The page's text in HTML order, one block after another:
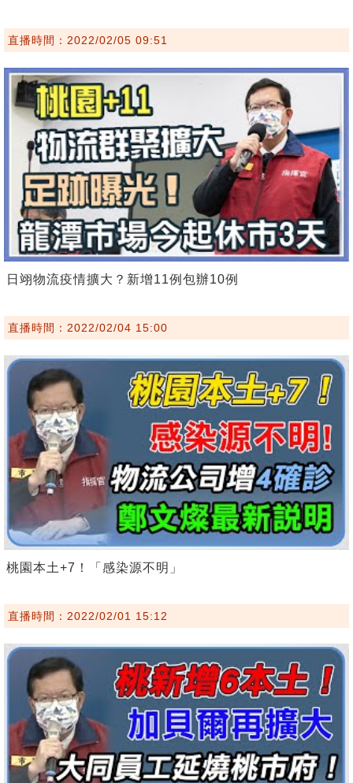
直播時間：2022/02/05 09:51
日翊物流疫情擴大？新增11例包辦10例
直播時間：2022/02/04 15:00
桃園本土+7！「感染源不明」
直播時間：2022/02/01 15:12